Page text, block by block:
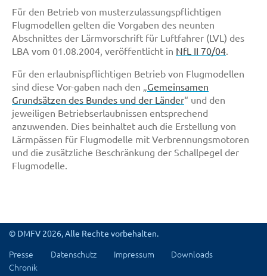
Für den Betrieb von musterzulassungspflichtigen
Flugmodellen gelten die Vorgaben des neunten
Abschnittes der Lärmvorschrift für Luftfahrer (LVL) des
LBA vom 01.08.2004, veröffentlicht in NfL II 70/04.
Für den erlaubnispflichtigen Betrieb von Flugmodellen
sind diese Vor-gaben nach den „Gemeinsamen
Grundsätzen des Bundes und der Länder“ und den
jeweiligen Betriebserlaubnissen entsprechend
anzuwenden. Dies beinhaltet auch die Erstellung von
Lärmpässen für Flugmodelle mit Verbrennungsmotoren
und die zusätzliche Beschränkung der Schallpegel der
Flugmodelle.
© DMFV 2026, Alle Rechte vorbehalten.
Presse Datenschutz Impressum
Downloads
Chronik